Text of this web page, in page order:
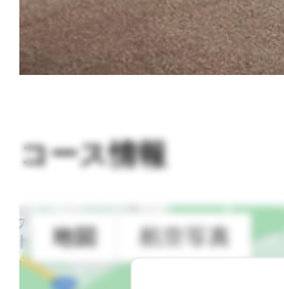
コース情報